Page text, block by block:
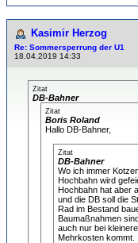
Kasimir Herzog
Re: Sommersperrung der U1
18.04.2019 14:33
Zitat
DB-Bahner
Zitat
Boris Roland
Hallo DB-Bahner,
Zitat
DB-Bahner
Wo ich immer
Hochbahn wird
Hochbahn hat aber
und die DB soll die
Rad im Bestand
Baumaßnahmen
auch nur bei
Mehrkosten kommt.